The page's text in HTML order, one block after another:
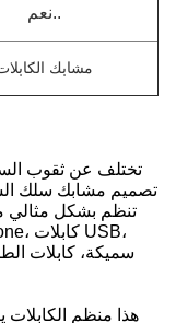
نعم..
مشابك
تختلف عن ثقوب
تصميم مشابك سلك
تنظم بشكل مثالي
هذا منظم